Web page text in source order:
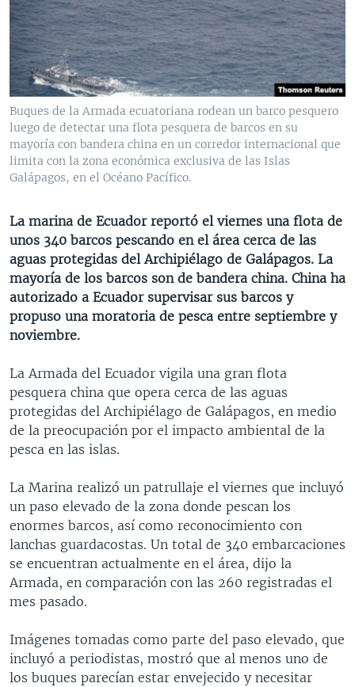
VENEZUELA
BRASIL
NICARAGUA
ECONOMÍA
ENTRETENIMIENTO Y CULTURA
TECNOLOGÍA
DEPORTES
CIENCIA Y SALUD
MULTIMEDIA
VIDEOS
FOTOGRAFÍA
AUDIOS
PROGRAMAS TV
EL MUNDO AL DÍA
FORO INTERAMERICANO
VISIÓN 360
LAS CLAVES
PANORAMA
RADIO
AVANCE INFORMATIVO
AUDIONOTICIAS
BUENOS DÍAS AMÉRICA
ESTADOS UNIDOS AL DÍA
EL MUNDO AL DÍA [RADIO]
FORO [RADIO]
DEPORTIVO INTERNACIONAL
NOTA ECONÓMICA
ENTRETENIMIENTO
DIRECT
DOCUMENTALES DE LA VOA
Learning English
Idiomas
Buques de la Armada ecuatoriana rodean un barco pesquero
luego de detectar una flota pesquera de barcos en su
mayoría con bandera china en un corredor internacional que
limita con la zona económica exclusiva de las Islas
Galápagos, en el Océano Pacífico.
La marina de Ecuador reportó el viernes una flota de
unos 340 barcos pescando en el área cerca de las
aguas protegidas del Archipiélago de Galápagos. La
mayoría de los barcos son de bandera china. China ha
autorizado a Ecuador supervisar sus barcos y
propuso una moratoria de pesca entre septiembre y
noviembre.
La Armada del Ecuador vigila una gran flota
pesquera china que opera cerca de las aguas
protegidas del Archipiélago de Galápagos, en medio
de la preocupación por el impacto ambiental de la
pesca en las islas.
La Marina realizó un patrullaje el viernes que incluyó
un paso elevado de la zona donde pescan los
enormes barcos, así como reconocimiento con
lanchas guardacostas. Un total de 340 embarcaciones
se encuentran actualmente en el área, dijo la
Armada, en comparación con las 260 registradas el
mes pasado.
Imágenes tomadas como parte del paso elevado, que
incluyó a periodistas, mostró que al menos uno de
los buques parecían estar envejecido y necesitar